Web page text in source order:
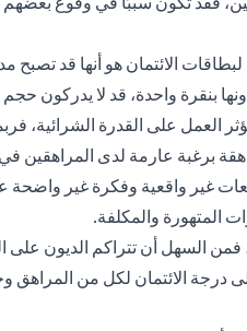
الائتمان هو أنها قد
بنقرة واحدة، قد لا يدركون
العمل على القدرة الشرائية،
برغبة عارمة لدى
غير واقعية وفكرة غير واضحة
المتهورة والمكلفة.
فمن السهل أن تتراكم الديون على
درجة الائتمان لكل من